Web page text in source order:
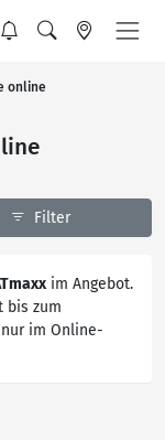
online
Filter
im Angebot.
bis zum
im Online-